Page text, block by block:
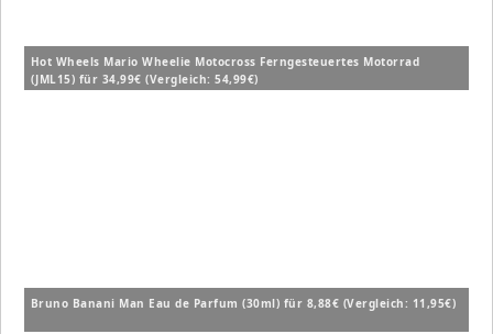
Hot Wheels Mario Wheelie Motocross Ferngesteuertes Motorrad
(JML15) für 34,99€ (Vergleich: 54,99€)
Bruno Banani Man Eau de Parfum (30ml) für 8,88€ (Vergleich: 11,95€)